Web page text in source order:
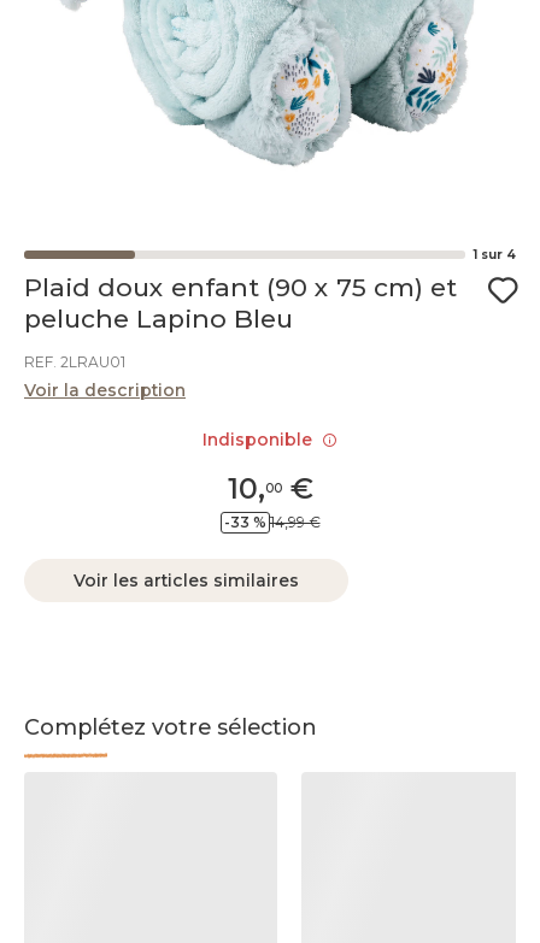
1 sur 4
Plaid doux enfant (90 x 75 cm) et
peluche Lapino Bleu
REF. 2LRAU01
Voir la description
10,00€
-33 % 14,99 €
Voir les articles similaires
Complétez votre sélection